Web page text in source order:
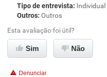
Tipo de entrevista: Individual
Outros: Outros
Esta avaliação foi útil?
Sim Não
Denunciar